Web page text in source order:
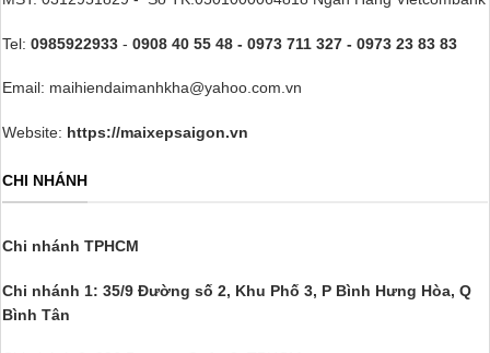
Tel: 0985922933 - 0908 40 55 48 - 0973 711 327 - 0973 23 83 83
Email: maihiendaimanhkha@yahoo.com.vn
Website: https://maixepsaigon.vn
CHI NHÁNH
Chi nhánh TPHCM
Chi nhánh 1: 35/9 Đường số 2, Khu Phố 3, P Bình Hưng Hòa, Q
Bình Tân